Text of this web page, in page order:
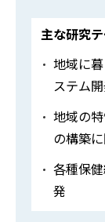
主な研究
地域に
ステム
地域の
の構築
各種保
発